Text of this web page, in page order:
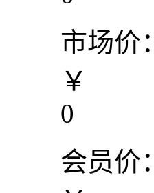
市场价：
￥
0
会员价：